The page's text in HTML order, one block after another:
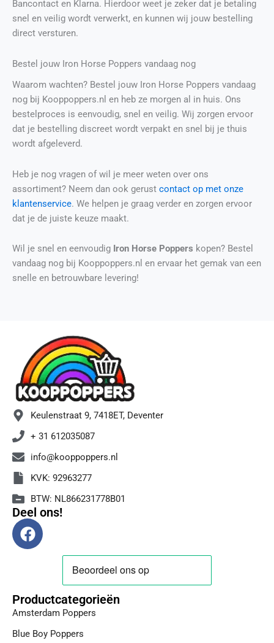
Bancontact en Klarna. Hierdoor weet je zeker dat je betaling
snel en veilig wordt verwerkt, en kunnen wij jouw bestelling
direct versturen.
Bestel jouw Iron Horse Poppers vandaag nog
Waarom wachten? Bestel jouw Iron Horse Poppers vandaag
nog bij Kooppoppers.nl en heb ze morgen al in huis. Ons
bestelproces is eenvoudig, snel en veilig. Wij zorgen ervoor
dat je bestelling discreet wordt verpakt en snel bij je thuis
wordt afgeleverd.
Heb je nog vragen of wil je meer weten over ons
assortiment? Neem dan ook gerust contact op met onze
klantenservice. We helpen je graag verder en zorgen ervoor
dat je de juiste keuze maakt.
Wil je snel en eenvoudig Iron Horse Poppers kopen? Bestel
vandaag nog bij Kooppoppers.nl en ervaar het gemak van een
snelle en betrouwbare levering!
Keulenstraat 9, 7418ET, Deventer
+ 31 612035087
info@kooppoppers.nl
KVK: 92963277
BTW: NL866231778B01
Deel ons!
F
a
o
o
k
Productcategorieën
Amsterdam Poppers
Blue Boy Poppers